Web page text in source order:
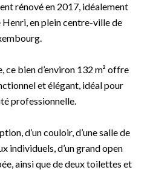
rénové en 2017, idéalement
en plein centre-ville de
ce bien d’environ 132 m² offre
et élégant, idéal pour
professionnelle.
d’un couloir, d’une salle de
individuels, d’un grand open
ainsi que de deux toilettes et